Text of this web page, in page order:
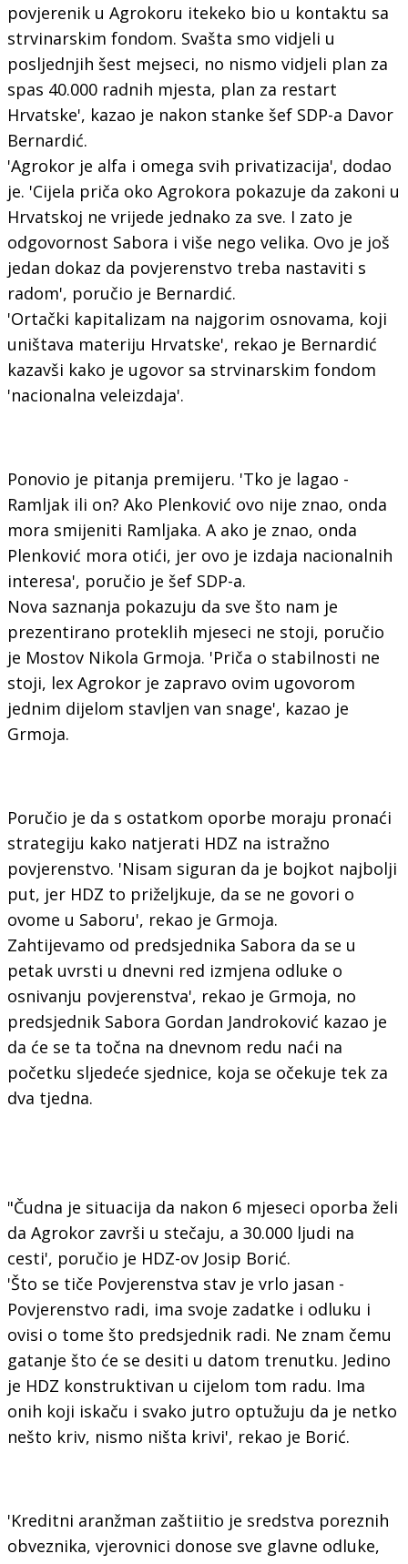
povjerenik u Agrokoru itekeko bio u kontaktu sa
strvinarskim fondom. Svašta smo vidjeli u
posljednjih šest mejseci, no nismo vidjeli plan za
spas 40.000 radnih mjesta, plan za restart
Hrvatske', kazao je nakon stanke šef SDP-a Davor
Bernardić.
'Agrokor je alfa i omega svih privatizacija', dodao
je. 'Cijela priča oko Agrokora pokazuje da zakoni u
Hrvatskoj ne vrijede jednako za sve. I zato je
odgovornost Sabora i više nego velika. Ovo je još
jedan dokaz da povjerenstvo treba nastaviti s
radom', poručio je Bernardić.
'Ortački kapitalizam na najgorim osnovama, koji
uništava materiju Hrvatske', rekao je Bernardić
kazavši kako je ugovor sa strvinarskim fondom
'nacionalna veleizdaja'.
Ponovio je pitanja premijeru. 'Tko je lagao -
Ramljak ili on? Ako Plenković ovo nije znao, onda
mora smijeniti Ramljaka. A ako je znao, onda
Plenković mora otići, jer ovo je izdaja nacionalnih
interesa', poručio je šef SDP-a.
Nova saznanja pokazuju da sve što nam je
prezentirano proteklih mjeseci ne stoji, poručio
je Mostov Nikola Grmoja. 'Priča o stabilnosti ne
stoji, lex Agrokor je zapravo ovim ugovorom
jednim dijelom stavljen van snage', kazao je
Grmoja.
Poručio je da s ostatkom oporbe moraju pronaći
strategiju kako natjerati HDZ na istražno
povjerenstvo. 'Nisam siguran da je bojkot najbolji
put, jer HDZ to priželjkuje, da se ne govori o
ovome u Saboru', rekao je Grmoja.
Zahtijevamo od predsjednika Sabora da se u
petak uvrsti u dnevni red izmjena odluke o
osnivanju povjerenstva', rekao je Grmoja, no
predsjednik Sabora Gordan Jandroković kazao je
da će se ta točna na dnevnom redu naći na
početku sljedeće sjednice, koja se očekuje tek za
dva tjedna.
"Čudna je situacija da nakon 6 mjeseci oporba želi
da Agrokor završi u stečaju, a 30.000 ljudi na
cesti', poručio je HDZ-ov Josip Borić.
'Što se tiče Povjerenstva stav je vrlo jasan -
Povjerenstvo radi, ima svoje zadatke i odluku i
ovisi o tome što predsjednik radi. Ne znam čemu
gatanje što će se desiti u datom trenutku. Jedino
je HDZ konstruktivan u cijelom tom radu. Ima
onih koji iskaču i svako jutro optužuju da je netko
nešto kriv, nismo ništa krivi', rekao je Borić.
'Kreditni aranžman zaštiitio je sredstva poreznih
obveznika, vjerovnici donose sve glavne odluke,